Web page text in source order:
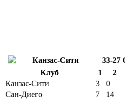
Канзас-Сити 33-27
Клуб
1 2
Канзас-Сити
3 0
Сан-Диего
7 14